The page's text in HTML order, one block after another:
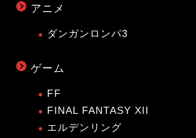
アニメ
ダンガンロンパ3
ゲーム
FF
FINAL FANTASY XII
エルデンリング